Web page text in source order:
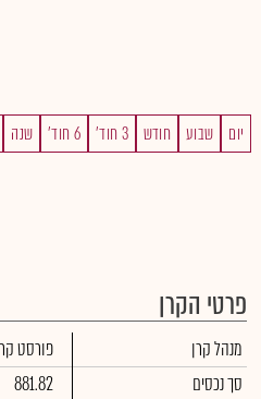
יום שבוע חודש 3 חוד' 6 חוד' שנה
פרטי הקרן
מנהל קרן
פורסט
סך נכסים
881.82